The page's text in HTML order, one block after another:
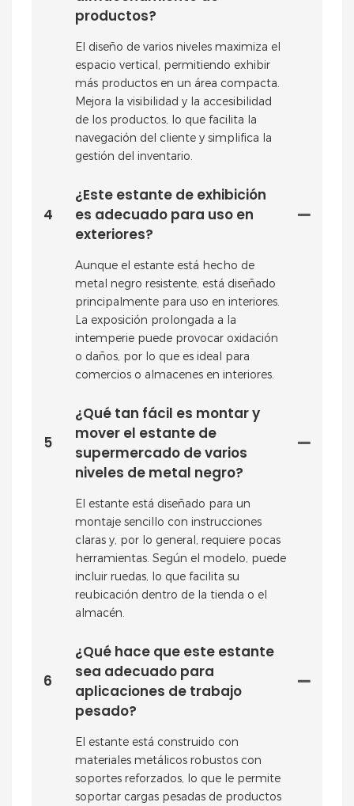
productos?
El diseño de varios niveles maximiza el
espacio vertical, permitiendo exhibir
más productos en un área compacta.
Mejora la visibilidad y la accesibilidad
de los productos, lo que facilita la
navegación del cliente y simplifica la
gestión del inventario.
4
¿Este estante de exhibición
es adecuado para uso en
exteriores?
Aunque el estante está hecho de
metal negro resistente, está diseñado
principalmente para uso en interiores.
La exposición prolongada a la
intemperie puede provocar oxidación
o daños, por lo que es ideal para
comercios o almacenes en interiores.
5
¿Qué tan fácil es montar y
mover el estante de
supermercado de varios
niveles de metal negro?
El estante está diseñado para un
montaje sencillo con instrucciones
claras y, por lo general, requiere pocas
herramientas. Según el modelo, puede
incluir ruedas, lo que facilita su
reubicación dentro de la tienda o el
almacén.
6
¿Qué hace que este estante
sea adecuado para
aplicaciones de trabajo
pesado?
El estante está construido con
materiales metálicos robustos con
soportes reforzados, lo que le permite
soportar cargas pesadas de productos